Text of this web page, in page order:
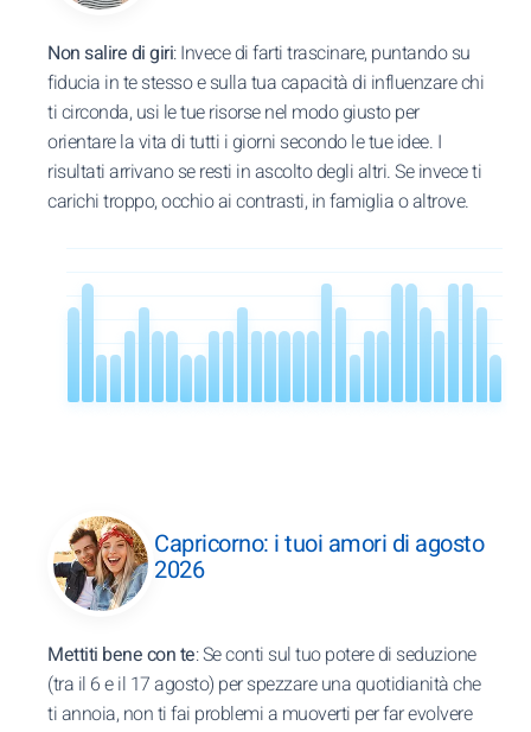
Non salire di giri: Invece di farti trascinare, puntando su
fiducia in te stesso e sulla tua capacità di influenzare chi
ti circonda, usi le tue risorse nel modo giusto per
orientare la vita di tutti i giorni secondo le tue idee. I
risultati arrivano se resti in ascolto degli altri. Se invece ti
carichi troppo, occhio ai contrasti, in famiglia o altrove.
Capricorno: i tuoi amori di agosto
2026
Mettiti bene con te: Se conti sul tuo potere di seduzione
(tra il 6 e il 17 agosto) per spezzare una quotidianità che
ti annoia, non ti fai problemi a muoverti per far evolvere